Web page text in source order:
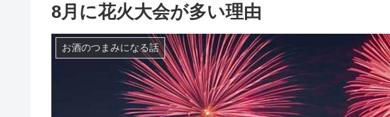
8月に花火大会が多い理由
お酒のつまみになる話